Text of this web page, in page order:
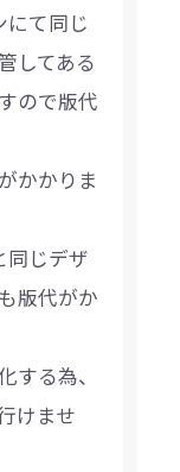
にて同じ
してある
ので版代
かかりま
同じデザ
版代がか
する為、
けませ